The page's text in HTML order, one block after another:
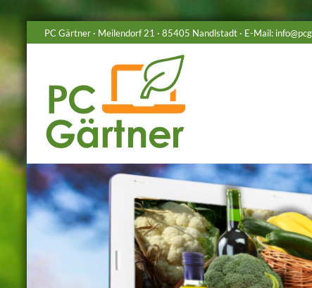
Zum
Inhalt
PC Gärtner · Meilendorf 21 · 85405 Nandlstadt · E-Mail:
PC-
Gärtner